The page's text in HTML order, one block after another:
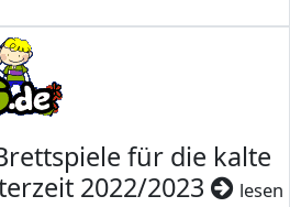
für die kalte
2022/2023
lesen